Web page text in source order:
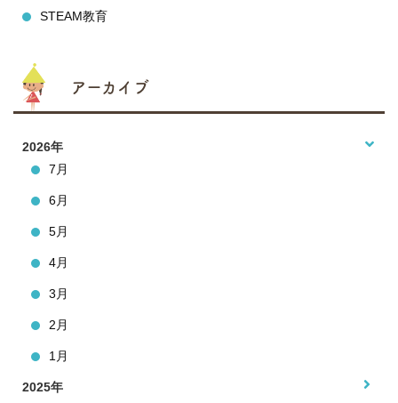
STEAM教育
アーカイブ
2026年
7月
6月
5月
4月
3月
2月
1月
2025年